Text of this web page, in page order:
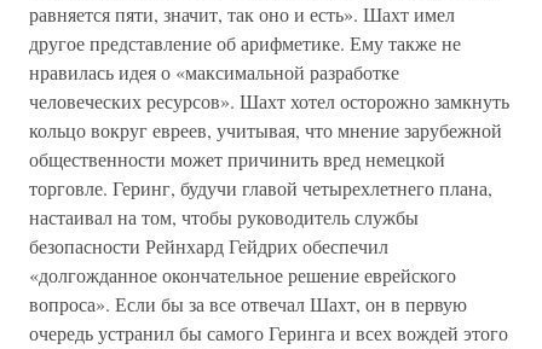
равняется пяти, значит, так оно и есть». Шахт имел
другое представление об арифметике. Ему также не
нравилась идея о «максимальной разработке
человеческих ресурсов». Шахт хотел осторожно замкнуть
кольцо вокруг евреев, учитывая, что мнение зарубежной
общественности может причинить вред немецкой
торговле. Геринг, будучи главой четырехлетнего плана,
настаивал на том, чтобы руководитель службы
безопасности Рейнхард Гейдрих обеспечил
«долгожданное окончательное решение еврейского
вопроса». Если бы за все отвечал Шахт, он в первую
очередь устранил бы самого Геринга и всех вождей этого